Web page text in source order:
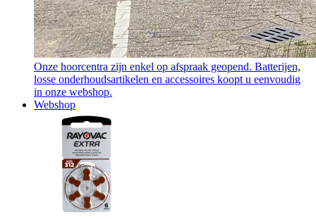
Onze hoorcentra zijn enkel op afspraak geopend. Batterijen,
losse onderhoudsartikelen en accessoires koopt u eenvoudig
in onze webshop.
Webshop